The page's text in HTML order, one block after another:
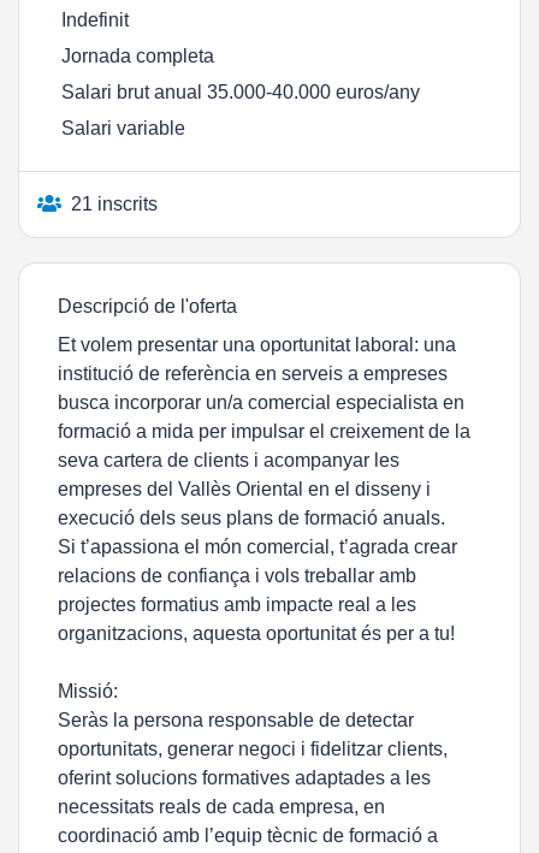
Indefinit
Jornada completa
Salari brut anual 35.000-40.000 euros/any
Salari variable
21 inscrits
Descripció de l'oferta
Et volem presentar una oportunitat laboral: una
institució de referència en serveis a empreses
busca incorporar un/a comercial especialista en
formació a mida per impulsar el creixement de la
seva cartera de clients i acompanyar les
empreses del Vallès Oriental en el disseny i
execució dels seus plans de formació anuals.
Si t’apassiona el món comercial, t’agrada crear
relacions de confiança i vols treballar amb
projectes formatius amb impacte real a les
organitzacions, aquesta oportunitat és per a tu!
Missió:
Seràs la persona responsable de detectar
oportunitats, generar negoci i fidelitzar clients,
oferint solucions formatives adaptades a les
necessitats reals de cada empresa, en
coordinació amb l’equip tècnic de formació a